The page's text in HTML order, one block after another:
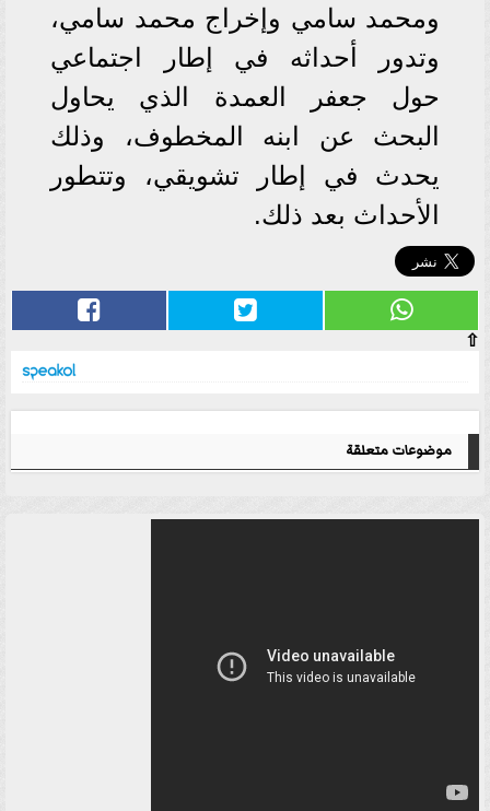
ومحمد سامي وإخراج محمد سامي،
وتدور أحداثه في إطار اجتماعي
حول جعفر العمدة الذي يحاول
البحث عن ابنه المخطوف، وذلك
يحدث في إطار تشويقي، وتتطور
الأحداث بعد ذلك.
⇧
موضوعات متعلقة